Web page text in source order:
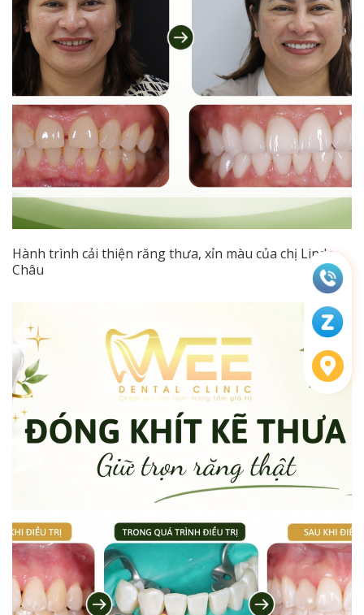
Hành trình cải thiện răng thưa, xỉn màu của chị Linda
Châu